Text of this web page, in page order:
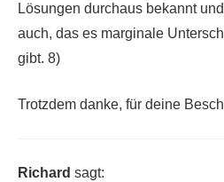
Lösungen durchaus bekannt
auch, das es marginale
gibt. 8)
Trotzdem danke, für deine
Richard sagt: